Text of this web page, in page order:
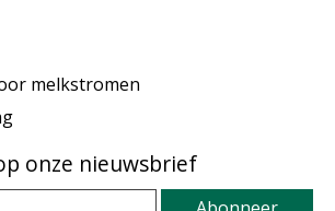
melkstromen
onze nieuwsbrief